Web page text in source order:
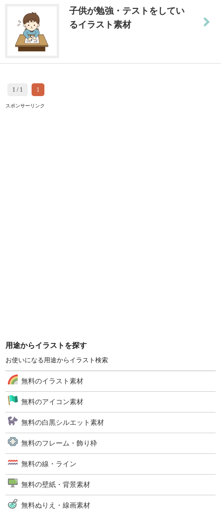
子供が勉強・テストをしてい
るイラスト素材
1 / 1 1
スポンサーリンク
用途からイラストを探す
お使いになる用途からイラスト検索
無料のイラスト素材
無料のアイコン素材
無料の白黒シルエット素材
無料のフレーム・飾り枠
無料の線・ライン
無料の壁紙・背景素材
無料ぬりえ・線画素材